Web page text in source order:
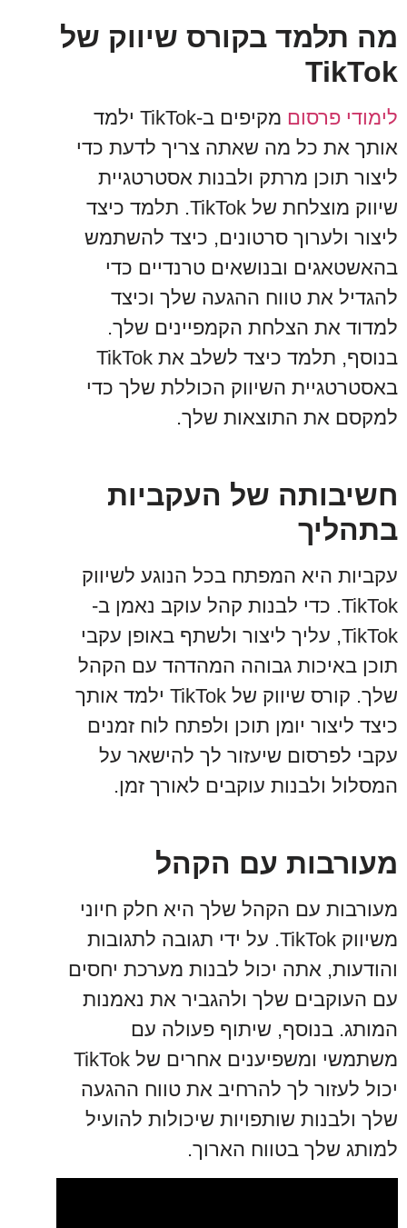
מה תלמד בקורס שיווק של
TikTok
לימודי פרסום
מקיפים ב-TikTok ילמד
אותך את כל מה שאתה צריך לדעת כדי
ליצור תוכן מרתק ולבנות אסטרטגיית
שיווק מוצלחת של TikTok. תלמד כיצד
ליצור ולערוך סרטונים, כיצד להשתמש
בהאשטאגים ובנושאים טרנדיים כדי
להגדיל את טווח ההגעה שלך וכיצד
למדוד את הצלחת הקמפיינים שלך.
בנוסף, תלמד כיצד לשלב את TikTok
באסטרטגיית השיווק הכוללת שלך כדי
למקסם את התוצאות שלך.
חשיבותה של העקביות
בתהליך
עקביות היא המפתח בכל הנוגע לשיווק
TikTok. כדי לבנות קהל עוקב נאמן ב-
TikTok, עליך ליצור ולשתף באופן עקבי
תוכן באיכות גבוהה המהדהד עם הקהל
שלך. קורס שיווק של TikTok ילמד אותך
כיצד ליצור יומן תוכן ולפתח לוח זמנים
עקבי לפרסום שיעזור לך להישאר על
המסלול ולבנות עוקבים לאורך זמן.
מעורבות עם הקהל
מעורבות עם הקהל שלך היא חלק חיוני
משיווק TikTok. על ידי תגובה לתגובות
והודעות, אתה יכול לבנות מערכת יחסים
עם העוקבים שלך ולהגביר את נאמנות
המותג. בנוסף, שיתוף פעולה עם
משתמשי ומשפיענים אחרים של TikTok
יכול לעזור לך להרחיב את טווח ההגעה
שלך ולבנות שותפויות שיכולות להועיל
למותג שלך בטווח הארוך.